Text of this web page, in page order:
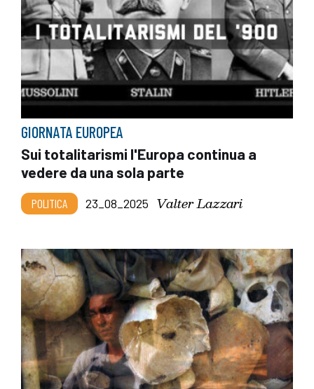
GIORNATA EUROPEA
Sui totalitarismi l'Europa continua a
vedere da una sola parte
POLITICA 23_08_2025 Valter Lazzari